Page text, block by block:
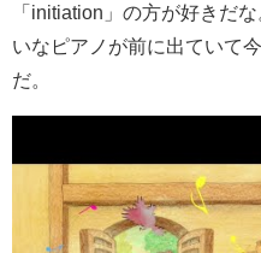
「initiation」の方が好きだ
いなピアノが前に出ていて
だ。